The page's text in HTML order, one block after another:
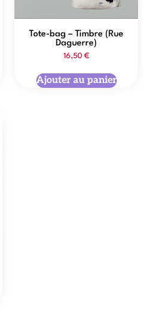
Tote-bag – Timbre (Rue
Daguerre)
16,50 €
Ajouter au panier